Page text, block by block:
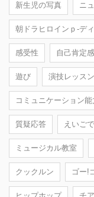
新生児の写真 ニ
朝ドラヒロインｐ-デ
感受性 自己肯定感
遊び 演技レッスン
コミュニケーション能
質疑応答 えいご
ミュージカル教室
クックルン ゴー!